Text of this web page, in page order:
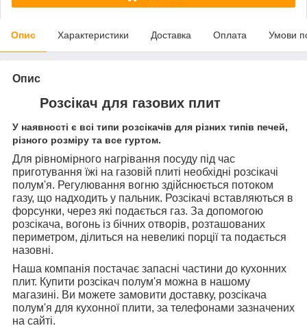
Опис Характеристики Доставка Оплата Умови
Опис
Розсікач для газових плит
У наявності є всі типи розсікачів для різних типів печей,
різного розміру та все гуртом.
Для рівномірного нагрівання посуду під час
приготування їжі на газовій плиті необхідні розсікачі
полум'я. Регулювання вогню здійснюється потоком
газу, що надходить у пальник. Розсікачі вставляються в
форсунки, через які подається газ. За допомогою
розсікача, вогонь із бічних отворів, розташованих
периметром, ділиться на невеликі порції та подається
назовні.
Наша компанія постачає запасні частини до кухонних
плит. Купити розсікач полум'я можна в нашому
магазині. Ви можете замовити доставку, розсікача
полум'я для кухонної плити, за телефонами зазначених
на сайті.